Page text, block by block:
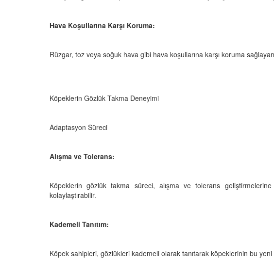
Hava Koşullarına Karşı Koruma:
Rüzgar, toz veya soğuk hava gibi hava koşullarına karşı koruma
Köpeklerin Gözlük Takma Deneyimi
Adaptasyon Süreci
Alışma ve Tolerans:
Köpeklerin gözlük takma süreci, alışma ve tolerans
kolaylaştırabilir.
Kademeli Tanıtım:
Köpek sahipleri, gözlükleri kademeli olarak tanıtarak köpeklerinin bu yeni